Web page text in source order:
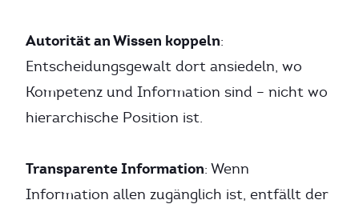
Autorität an Wissen koppeln:
Entscheidungsgewalt dort ansiedeln, wo
Kompetenz und Information sind – nicht wo
hierarchische Position ist.
Transparente Information: Wenn
Information allen zugänglich ist, entfällt der